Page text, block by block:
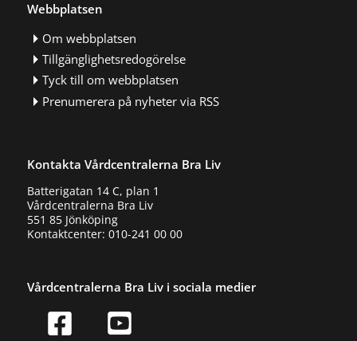
Webbplatsen
Om webbplatsen
Tillgänglighetsredogörelse
Tyck till om webbplatsen
Prenumerera på nyheter via RSS
Kontakta Vårdcentralerna Bra Liv
Batterigatan 14 C, plan 1
Vårdcentralerna Bra Liv
551 85 Jönköping
Kontaktcenter: 010-241 00 00
Vårdcentralerna Bra Liv i sociala medier